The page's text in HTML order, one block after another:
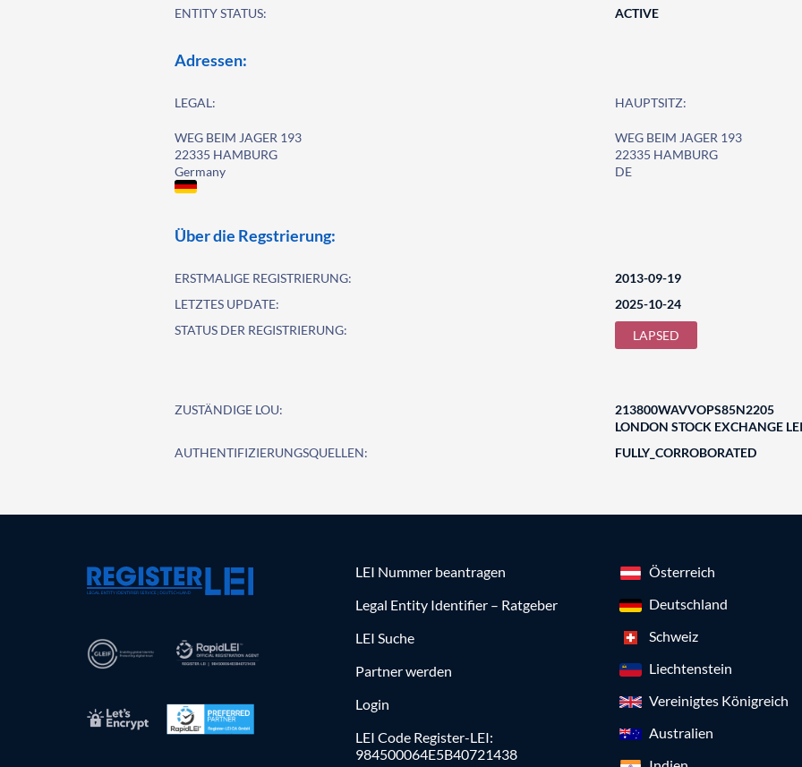
ENTITY STATUS:
ACTIVE
Adressen:
LEGAL:
WEG BEIM JAGER 193
22335 HAMBURG
Germany
HAUPTSITZ:
WEG BEIM JAGER 193
22335 HAMBURG
DE
Über die Regstrierung:
ERSTMALIGE REGISTRIERUNG:
2013-09-19
LETZTES UPDATE:
2025-10-24
STATUS DER REGISTRIERUNG:
LAPSED
ZUSTÄNDIGE LOU:
213800WAVVOPS85N2205
LONDON STOCK EXCHANGE
AUTHENTIFIZIERUNGSQUELLEN:
FULLY_CORROBORATED
LEI Nummer beantragen
Legal Entity Identifier – Ratgeber
LEI Suche
Partner werden
Login
LEI Code Register-LEI:
984500064E5B40721438
Österreich
Deutschland
Schweiz
Liechtenstein
Vereinigtes Königreich
Australien